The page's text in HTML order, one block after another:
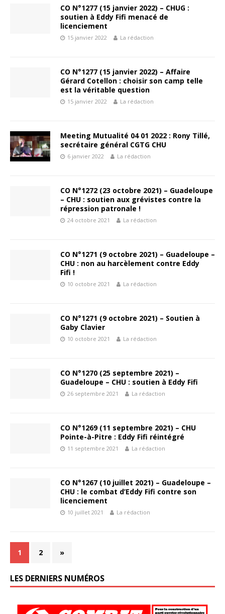
CO N°1277 (15 janvier 2022) – CHUG :
soutien à Eddy Fifi menacé de
licenciement
15 janvier 2022 La rédaction
CO N°1277 (15 janvier 2022) – Affaire
Gérard Cotellon : choisir son camp telle
est la véritable question
15 janvier 2022 La rédaction
Meeting Mutualité 04 01 2022 : Rony Tillé,
secrétaire général CGTG CHU
6 janvier 2022 La rédaction
CO N°1272 (23 octobre 2021) – Guadeloupe
– CHU : soutien aux grévistes contre la
répression patronale !
24 octobre 2021 La rédaction
CO N°1271 (9 octobre 2021) – Guadeloupe –
CHU : non au harcèlement contre Eddy
Fifi !
10 octobre 2021 La rédaction
CO N°1271 (9 octobre 2021) – Soutien à
Gaby Clavier
10 octobre 2021 La rédaction
CO N°1270 (25 septembre 2021) –
Guadeloupe – CHU : soutien à Eddy Fifi
26 septembre 2021 La rédaction
CO N°1269 (11 septembre 2021) – CHU
Pointe-à-Pitre : Eddy Fifi réintégré
11 septembre 2021 La rédaction
CO N°1267 (10 juillet 2021) – Guadeloupe –
CHU : le combat d’Eddy Fifi contre son
licenciement
10 juillet 2021 La rédaction
1 2 »
LES DERNIERS NUMÉROS